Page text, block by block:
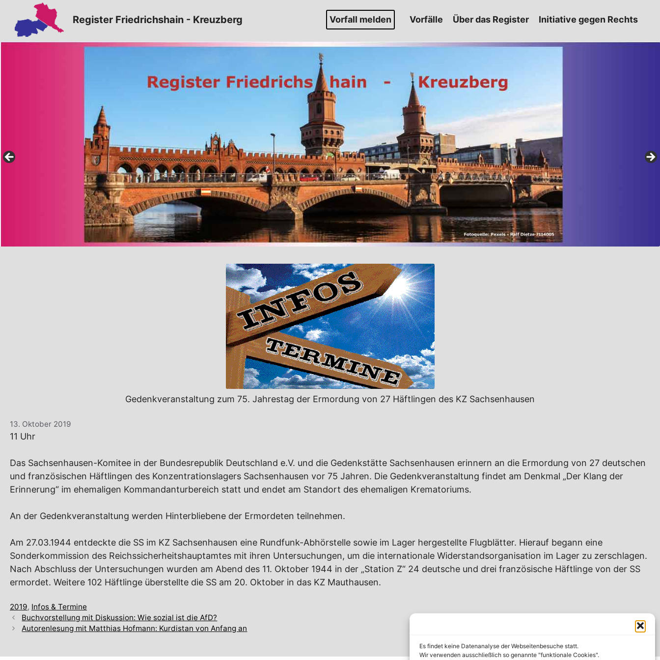
Es findet keine Datenanalyse der Webseitenbesuche statt.
Wir verwenden ausschließlich so genannte "funktionale Cookies".
Inhalt
springen
Register Friedrichshain - Kreuzberg Vorfall melden Vorfälle Über das Register Initiative gegen Rechts
Gedenkveranstaltung zum 75. Jahrestag der Ermordung von 27 Häftlingen des KZ Sachsenhausen
13. Oktober 2019
11 Uhr
Das Sachsenhausen-Komitee in der Bundesrepublik Deutschland e.V. und die Gedenkstätte Sachsenhausen erinnern an die Ermordung von 27 deutschen
und französischen Häftlingen des Konzentrationslagers Sachsenhausen vor 75 Jahren. Die Gedenkveranstaltung findet am Denkmal „Der Klang der
Erinnerung“ im ehemaligen Kommandanturbereich statt und endet am Standort des ehemaligen Krematoriums.
An der Gedenkveranstaltung werden Hinterbliebene der Ermordeten teilnehmen.
Am 27.03.1944 entdeckte die SS im KZ Sachsenhausen eine Rundfunk-Abhörstelle sowie im Lager hergestellte Flugblätter. Hierauf begann eine
Sonderkommission des Reichssicherheitshauptamtes mit ihren Untersuchungen, um die internationale Widerstandsorganisation im Lager zu zerschlagen.
Nach Abschluss der Untersuchungen wurden am Abend des 11. Oktober 1944 in der „Station Z“ 24 deutsche und drei französische Häftlinge von der SS
ermordet. Weitere 102 Häftlinge überstellte die SS am 20. Oktober in das KZ Mauthausen.
Kategorien
2019, Infos & Termine
Buchvorstellung mit Diskussion: Wie sozial ist die AfD?
Autorenlesung mit Matthias Hofmann: Kurdistan von Anfang an